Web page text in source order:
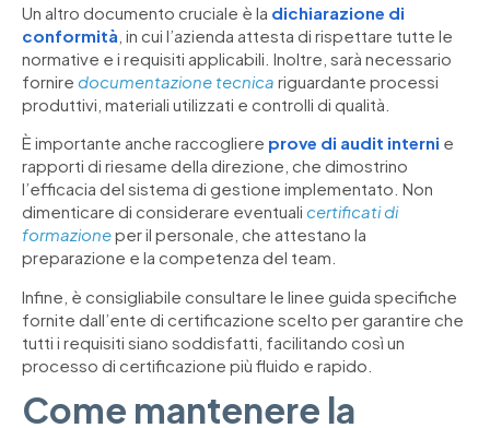
Un altro documento cruciale è la dichiarazione di
conformità , in cui l’azienda attesta di rispettare tutte le
normative e i requisiti applicabili. Inoltre, sarà necessario
fornire documentazione tecnica riguardante processi
produttivi, materiali utilizzati e controlli di qualità.
È importante anche raccogliere prove di audit interni e
rapporti di riesame della direzione, che dimostrino
l’efficacia del sistema di gestione implementato. Non
dimenticare di considerare eventuali certificati di
formazioneper il personale, che attestano la
preparazione e la competenza del team.
Infine, è consigliabile consultare le linee guida specifiche
fornite dall’ente di certificazione scelto per garantire che
tutti i requisiti siano soddisfatti, facilitando così un
processo di certificazione più fluido e rapido.
Come mantenere la